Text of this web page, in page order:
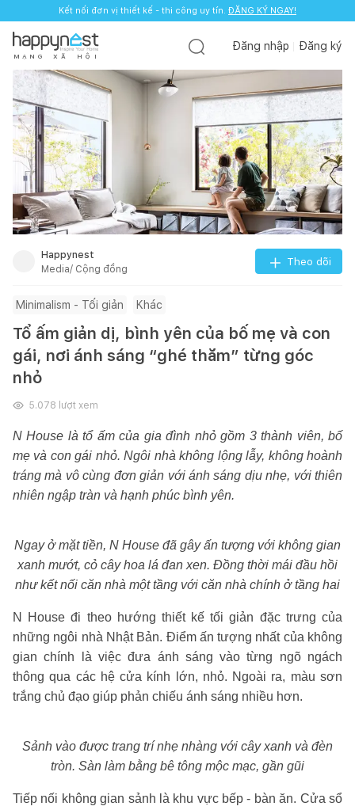
Kết nối đơn vị thiết kế - thi công uy tín. ĐĂNG KÝ NGAY!
M Ạ N G X Ã H Ộ I
Đăng nhập Đăng ký
Happynest
Media/ Cộng đồng
Theo dõi
Minimalism - Tối giản Khác
Tổ ấm giản dị, bình yên của bố mẹ và con
gái, nơi ánh sáng “ghé thăm” từng góc
nhỏ
5.078 lượt xem
N House là tổ ấm của gia đình nhỏ gồm 3 thành viên, bố
mẹ và con gái nhỏ. Ngôi nhà không lộng lẫy, không hoành
tráng mà vô cùng đơn giản với ánh sáng dịu nhẹ, với thiên
nhiên ngập tràn và hạnh phúc bình yên.
Ngay ở mặt tiền, N House đã gây ấn tượng với không gian
xanh mướt, cỏ cây hoa lá đan xen. Đồng thời mái đầu hồi
như kết nối căn nhà một tầng với căn nhà chính ở tầng hai
N House đi theo hướng thiết kế tối giản đặc trưng của
những ngôi nhà Nhật Bản. Điểm ấn tượng nhất của không
gian chính là việc đưa ánh sáng vào từng ngõ ngách
thông qua các hệ cửa kính lớn, nhỏ. Ngoài ra, màu sơn
trắng chủ đạo giúp phản chiếu ánh sáng nhiều hơn.
Sảnh vào được trang trí nhẹ nhàng với cây xanh và đèn
tròn. Sàn làm bằng bê tông mộc mạc, gần gũi
Tiếp nối không gian sảnh là khu vực bếp - bàn ăn. Cửa sổ